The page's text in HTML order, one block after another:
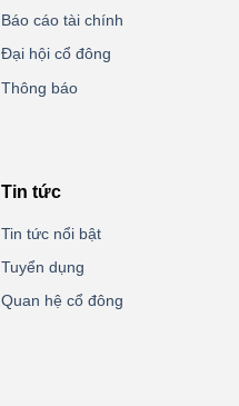
Báo cáo tài chính
Đại hội cổ đông
Thông báo
Tin tức
Tin tức nổi bật
Tuyển dụng
Quan hệ cổ đông